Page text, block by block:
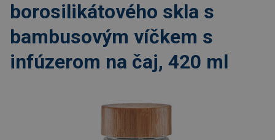
borosilikátového skla s
bambusovým víčkem s
infúzerom na čaj, 420 ml